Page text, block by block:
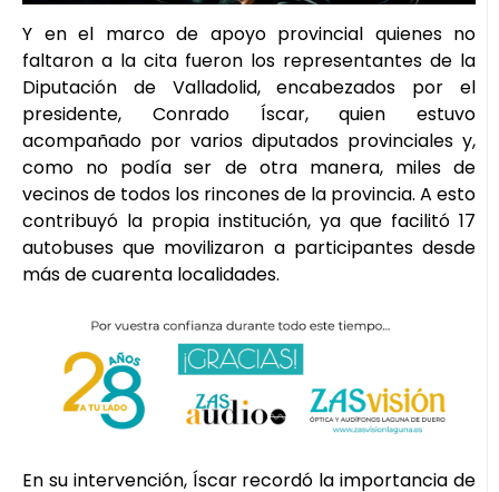
Y en el marco de apoyo provincial quienes no
faltaron a la cita fueron los representantes de la
Diputación de Valladolid, encabezados por el
presidente, Conrado Íscar, quien estuvo
acompañado por varios diputados provinciales y,
como no podía ser de otra manera, miles de
vecinos de todos los rincones de la provincia. A esto
contribuyó la propia institución, ya que facilitó 17
autobuses que movilizaron a participantes desde
más de cuarenta localidades.
En su intervención, Íscar recordó la importancia de